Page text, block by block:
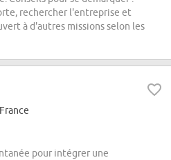
rechercher l'entreprise et
à d'autres missions selon les
pour intégrer une